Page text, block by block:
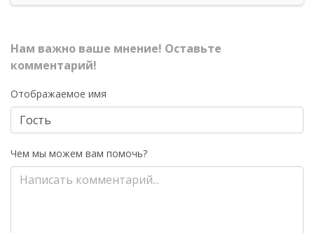
Нам важно ваше мнение! Оставьте
комментарий!
Отображаемое имя
Чем мы можем вам помочь?